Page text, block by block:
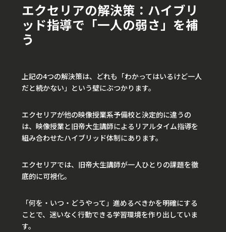
エクセリアの解決策：ハイブリ
ッド指導で「一人の弱さ」を補
う
上記の4つの解決策は、どれも「わかってはいるけど一人
だと続かない」という壁にぶつかります。
エクセリアが他の映像授業系予備校と決定的に違うの
は、映像授業と旧帝大生講師によるリアルタイム指導を
組み合わせたハイブリッド体制にあります。
エクセリアでは、旧帝大生講師が一人ひとりの課題を徹
底的に可視化。
「何を・いつ・どうやって」進めるべきかを明確にする
ことで、迷いなく行動できる学習環境を作り出していま
す。